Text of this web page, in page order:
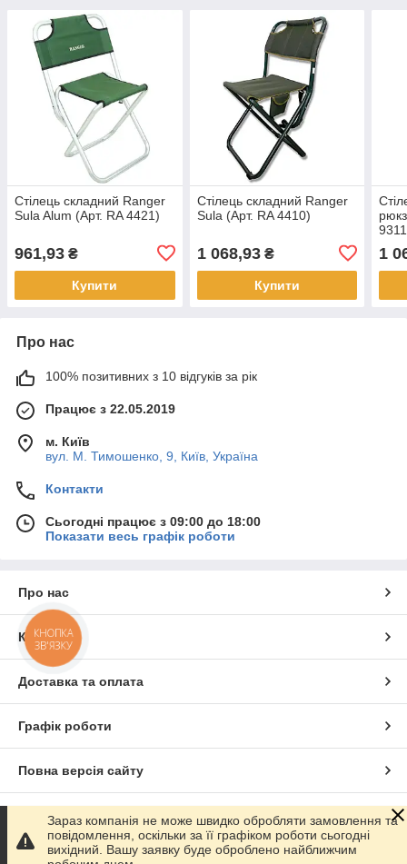
Стілець складний Ranger
Sula Alum (Арт. RA 4421)
961,93 ₴
Купити
Стілець складний Ranger
Sula (Арт. RA 4410)
1 068,93₴
Купити
1
Про нас
100% позитивних з 10 відгуків за рік
Працює з 22.05.2019
м. Київ
вул. М. Тимошенко, 9, Київ, Україна
Контакти
Сьогодні працює з 09:00 до 18:00
Показати весь графік роботи
Про нас
Контакти
Доставка та оплата
Графік роботи
Повна версія сайту
Сайт створено на маркетплейсі Prom.ua
Політика конфіденційності
Зараз компанія не може швидко обробляти замовлення та
повідомлення, оскільки за її графіком роботи сьогодні
вихідний. Вашу заявку буде оброблено найближчим
КНОПКА
ЗВ'ЯЗКУ